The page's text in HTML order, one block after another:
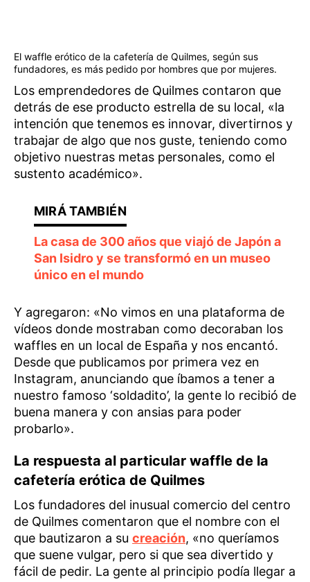
El waffle erótico de la cafetería de Quilmes, según sus
fundadores, es más pedido por hombres que por mujeres.
Los emprendedores de Quilmes contaron que
detrás de ese producto estrella de su local, «la
intención que tenemos es innovar, divertirnos y
trabajar de algo que nos guste, teniendo como
objetivo nuestras metas personales, como el
sustento académico».
La casa de 300 años que viajó de Japón a
San Isidro y se transformó en un museo
único en el mundo
Y agregaron: «No vimos en una plataforma de
vídeos donde mostraban como decoraban los
waffles en un local de España y nos encantó.
Desde que publicamos por primera vez en
Instagram, anunciando que íbamos a tener a
nuestro famoso ‘soldadito’, la gente lo recibió de
buena manera y con ansias para poder
probarlo».
La respuesta al particular waffle de la
cafetería erótica de Quilmes
Los fundadores del inusual comercio del centro
de Quilmes comentaron que el nombre con el
que bautizaron a su creación, «no queríamos
que suene vulgar, pero si que sea divertido y
fácil de pedir. La gente al principio podía llegar a